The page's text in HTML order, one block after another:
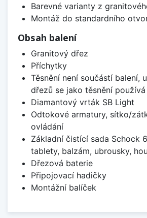
Barevné varianty z
Montáž do standardního
Obsah balení
Granitový dřez
Příchytky
Těsnění není součástí balení,
dřezů se jako těsnění
Diamantový vrták SB Light
Odtokové armatury, sítko/
ovládání
Základní čistící sada Schock
tablety, balzám, ubrousky,
Dřezová baterie
Připojovací hadičky
Montážní balíček